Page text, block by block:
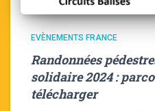
EVÈNEMENTS FRANCE
Randonnées
solidaire 2024 :
télécharger